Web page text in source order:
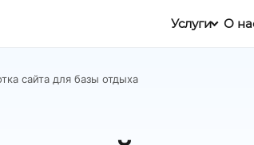
Услуги О
сайта для базы отдыха